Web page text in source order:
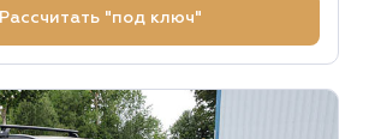
Рассчитать "под ключ"